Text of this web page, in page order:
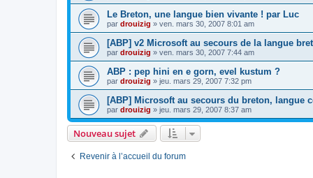
Le Breton, une langue bien vivante ! par Luc
par drouizig » ven. mars 30, 2007 8:01 am
[ABP] v2 Microsoft au secours de la langue
par drouizig » ven. mars 30, 2007 7:44 am
ABP : pep hini en e gorn, evel kustum ?
par drouizig » jeu. mars 29, 2007 7:32 pm
[ABP] Microsoft au secours du breton, langue
par drouizig » jeu. mars 29, 2007 8:37 am
Nouveau sujet
Revenir à l’accueil du forum